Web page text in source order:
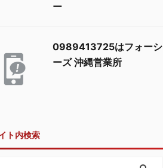
ー
0989413725はフォーシ
ーズ 沖縄営業所
ト内検索